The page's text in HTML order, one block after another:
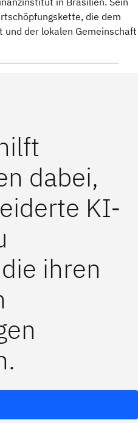
die dem
und der lokalen Gemeinschaft
dabei,
KI-
ihren